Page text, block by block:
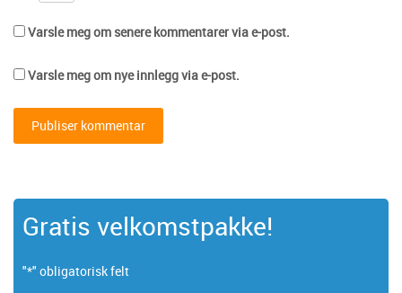
Varsle meg om senere kommentarer via e-post.
Varsle meg om nye innlegg via e-post.
Gratis velkomstpakke!
"*" obligatorisk felt